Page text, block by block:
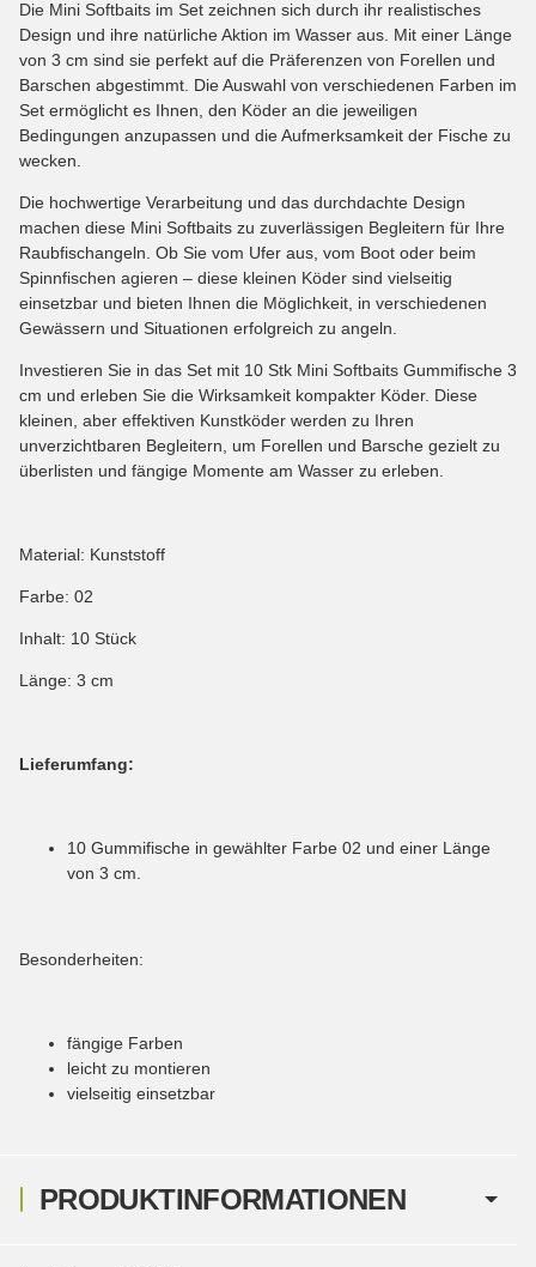
PRODUKTINFORMATIONEN
Die Mini Softbaits im Set zeichnen sich durch ihr realistisches
Design und ihre natürliche Aktion im Wasser aus. Mit einer Länge
von 3 cm sind sie perfekt auf die Präferenzen von Forellen und
Barschen abgestimmt. Die Auswahl von verschiedenen Farben im
Set ermöglicht es Ihnen, den Köder an die jeweiligen
Bedingungen anzupassen und die Aufmerksamkeit der Fische zu
wecken.
Die hochwertige Verarbeitung und das durchdachte Design
machen diese Mini Softbaits zu zuverlässigen Begleitern für Ihre
Raubfischangeln. Ob Sie vom Ufer aus, vom Boot oder beim
Spinnfischen agieren – diese kleinen Köder sind vielseitig
einsetzbar und bieten Ihnen die Möglichkeit, in verschiedenen
Gewässern und Situationen erfolgreich zu angeln.
Investieren Sie in das Set mit 10 Stk Mini Softbaits Gummifische 3
cm und erleben Sie die Wirksamkeit kompakter Köder. Diese
kleinen, aber effektiven Kunstköder werden zu Ihren
unverzichtbaren Begleitern, um Forellen und Barsche gezielt zu
überlisten und fängige Momente am Wasser zu erleben.
Material: Kunststoff
Farbe: 02
Inhalt: 10 Stück
Länge: 3 cm
Lieferumfang:
10 Gummifische in gewählter Farbe 02 und einer Länge
von 3 cm.
Besonderheiten:
fängige Farben
leicht zu montieren
vielseitig einsetzbar